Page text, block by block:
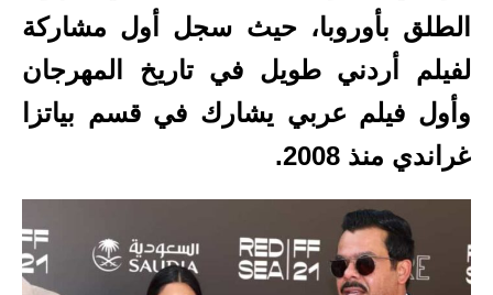
الطلق بأوروبا، حيث سجل أول مشاركة
لفيلم أردني طويل في تاريخ المهرجان
وأول فيلم عربي يشارك في قسم بياتزا
غراندي منذ 2008.